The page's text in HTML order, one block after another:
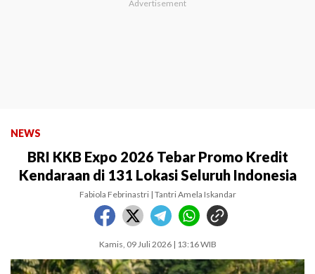
NEWS
BRI KKB Expo 2026 Tebar Promo Kredit
Kendaraan di 131 Lokasi Seluruh Indonesia
Fabiola Febrinastri | Tantri Amela Iskandar
Kamis, 09 Juli 2026 | 13:16 WIB